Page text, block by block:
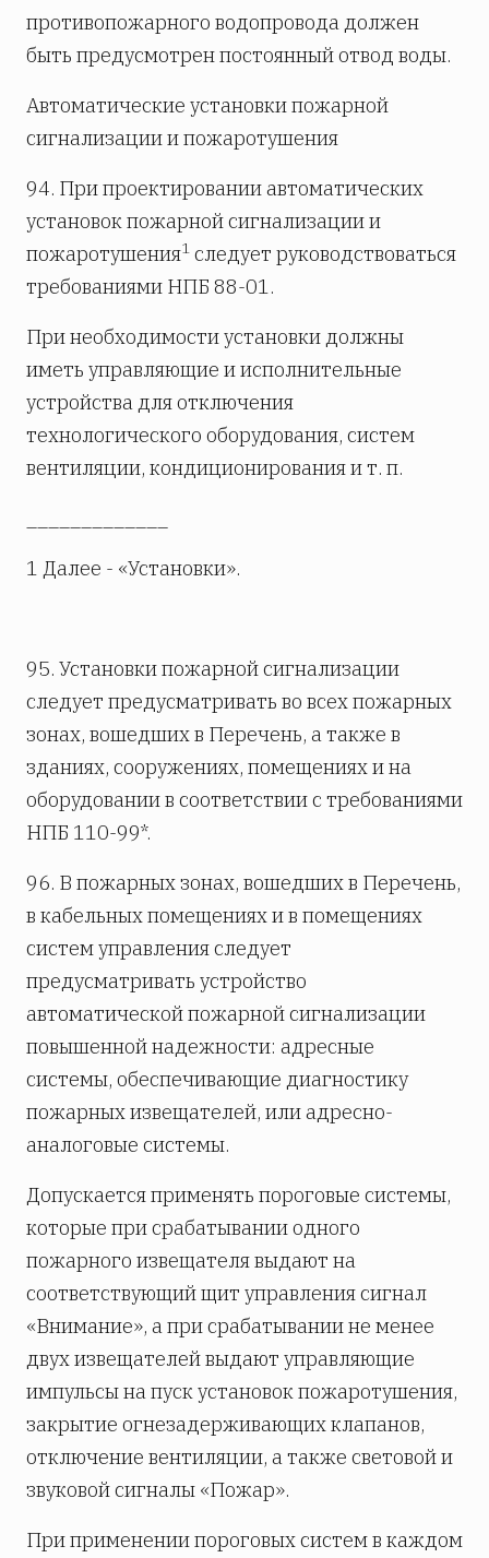
противопожарного водопровода должен
быть предусмотрен постоянный отвод воды.
Автоматические установки пожарной
сигнализации и пожаротушения
94. При проектировании автоматических
установок пожарной сигнализации и
пожаротушения1 следует руководствоваться
требованиями НПБ 88-01.
При необходимости установки должны
иметь управляющие и исполнительные
устройства для отключения
технологического оборудования, систем
вентиляции, кондиционирования и т. п.
1 Далее - «Установки».
95. Установки пожарной сигнализации
следует предусматривать во всех пожарных
зонах, вошедших в Перечень, а также в
зданиях, сооружениях, помещениях и на
оборудовании в соответствии с требованиями
НПБ 110-99*.
96. В пожарных зонах, вошедших в Перечень,
в кабельных помещениях и в помещениях
систем управления следует
предусматривать устройство
автоматической пожарной сигнализации
повышенной надежности: адресные
системы, обеспечивающие диагностику
пожарных извещателей, или адресно-
аналоговые системы.
Допускается применять пороговые системы,
которые при срабатывании одного
пожарного извещателя выдают на
соответствующий щит управления сигнал
«Внимание», а при срабатывании не менее
двух извещателей выдают управляющие
импульсы на пуск установок пожаротушения,
закрытие огнезадерживающих клапанов,
отключение вентиляции, а также световой и
звуковой сигналы «Пожар».
При применении пороговых систем в каждом